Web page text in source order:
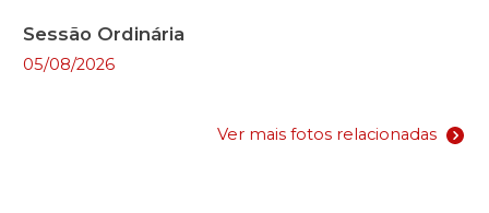
Sessão Ordinária
05/08/2026
Ver mais fotos relacionadas